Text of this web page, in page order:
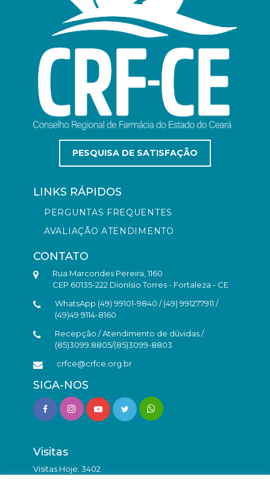
PESQUISA DE SATISFAÇÃO
LINKS RÁPIDOS
PERGUNTAS FREQUENTES
AVALIAÇÃO ATENDIMENTO
CONTATO
Rua Marcondes Pereira, 1160
CEP 60135-222 Dionísio Torres - Fortaleza - CE
WhatsApp (49) 99101-9840 / (49) 991277911 /
(49)49 9114-8160
Recepção / Atendimento de dúvidas /
(85)3099.8805/(85)3099-8803
crfce@crfce.org.br
SIGA-NOS
Visitas
Visitas Hoje: 3402